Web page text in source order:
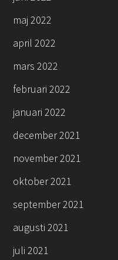
maj 2022
april 2022
mars 2022
februari 2022
januari 2022
december 2021
november 2021
oktober 2021
september 2021
augusti 2021
juli 2021